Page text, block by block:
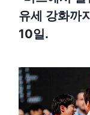
유세 강화까
10일.